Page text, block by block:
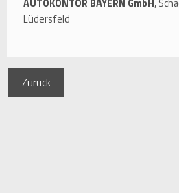
AUTOKONTOR BAYERN GmbH,
Lüdersfeld
Zurück